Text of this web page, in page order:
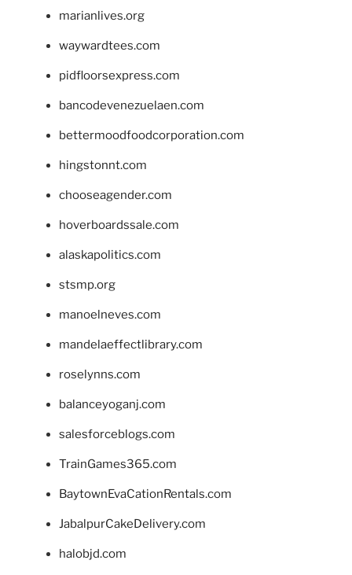
marianlives.org
waywardtees.com
pidfloorsexpress.com
bancodevenezuelaen.com
bettermoodfoodcorporation.com
hingstonnt.com
chooseagender.com
hoverboardssale.com
alaskapolitics.com
stsmp.org
manoelneves.com
mandelaeffectlibrary.com
roselynns.com
balanceyoganj.com
salesforceblogs.com
TrainGames365.com
BaytownEvaCationRentals.com
JabalpurCakeDelivery.com
halobjd.com